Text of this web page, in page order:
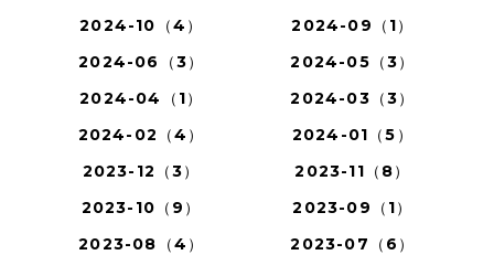
2024-10（4）
2024-09（1）
2024-06（3）
2024-05（3）
2024-04（1）
2024-03（3）
2024-02（4）
2024-01（5）
2023-12（3）
2023-11（8）
2023-10（9）
2023-09（1）
2023-08（4）
2023-07（6）